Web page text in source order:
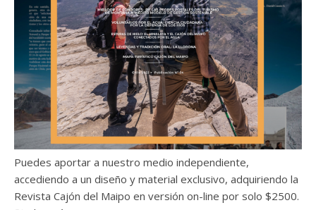
Puedes aportar a nuestro medio independiente,
accediendo a un diseño y material exclusivo, adquiriendo la
Revista Cajón del Maipo en versión on-line por solo $2500.